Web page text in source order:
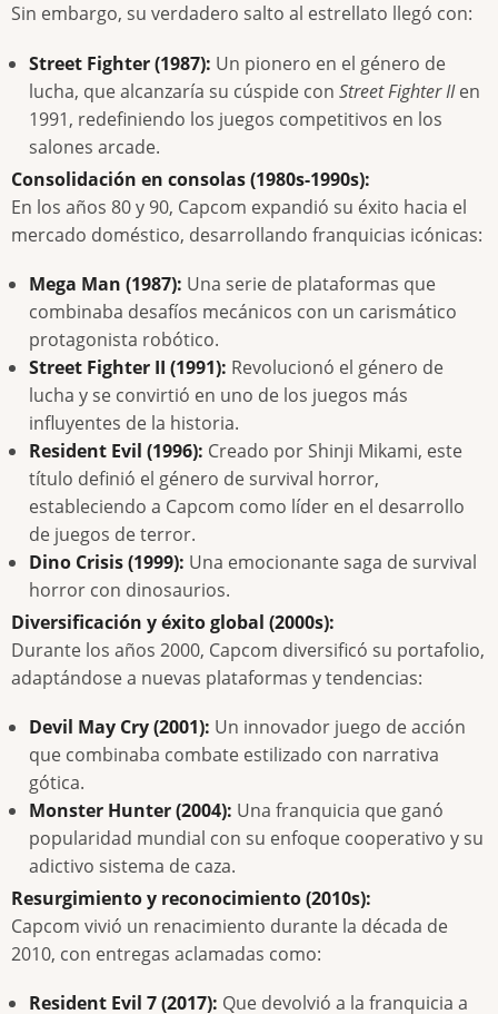
Sin embargo, su verdadero salto al estrellato llegó con:
Street Fighter (1987): Un pionero en el género de
lucha, que alcanzaría su cúspide con Street Fighter IIen
1991, redefiniendo los juegos competitivos en los
salones arcade.
Consolidación en consolas (1980s-1990s):
En los años 80 y 90, Capcom expandió su éxito hacia el
mercado doméstico, desarrollando franquicias icónicas:
Mega Man (1987): Una serie de plataformas que
combinaba desafíos mecánicos con un carismático
protagonista robótico.
Street Fighter II (1991): Revolucionó el género de
lucha y se convirtió en uno de los juegos más
influyentes de la historia.
Resident Evil (1996): Creado por Shinji Mikami, este
título definió el género de survival horror,
estableciendo a Capcom como líder en el desarrollo
de juegos de terror.
Dino Crisis (1999): Una emocionante saga de survival
horror con dinosaurios.
Diversificación y éxito global (2000s):
Durante los años 2000, Capcom diversificó su portafolio,
adaptándose a nuevas plataformas y tendencias:
Devil May Cry (2001): Un innovador juego de acción
que combinaba combate estilizado con narrativa
gótica.
Monster Hunter (2004): Una franquicia que ganó
popularidad mundial con su enfoque cooperativo y su
adictivo sistema de caza.
Resurgimiento y reconocimiento (2010s):
Capcom vivió un renacimiento durante la década de
2010, con entregas aclamadas como:
Resident Evil 7 (2017): Que devolvió a la franquicia a